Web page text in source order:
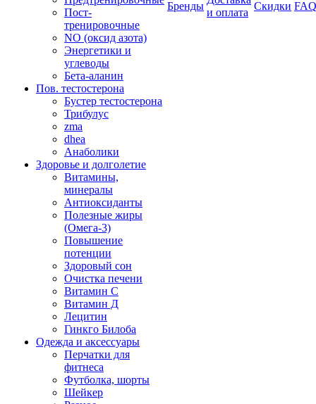
Пост-
тренировочные
NO (оксид азота)
Энергетики и
углеводы
Бета-аланин
Пов. тестостерона
Бустер тестостерона
Трибулус
zma
dhea
Анаболики
Здоровье и долголетие
Витамины,
минералы
Антиоксиданты
Полезные жиры
(Омега-3)
Повышение
потенции
Здоровый сон
Очистка печени
Витамин С
Витамин Д
Лецитин
Гинкго Билоба
Одежда и аксессуары
Перчатки для
фитнеса
Футболка, шорты
Шейкер
Бренды
и оплата
Скидки FAQ